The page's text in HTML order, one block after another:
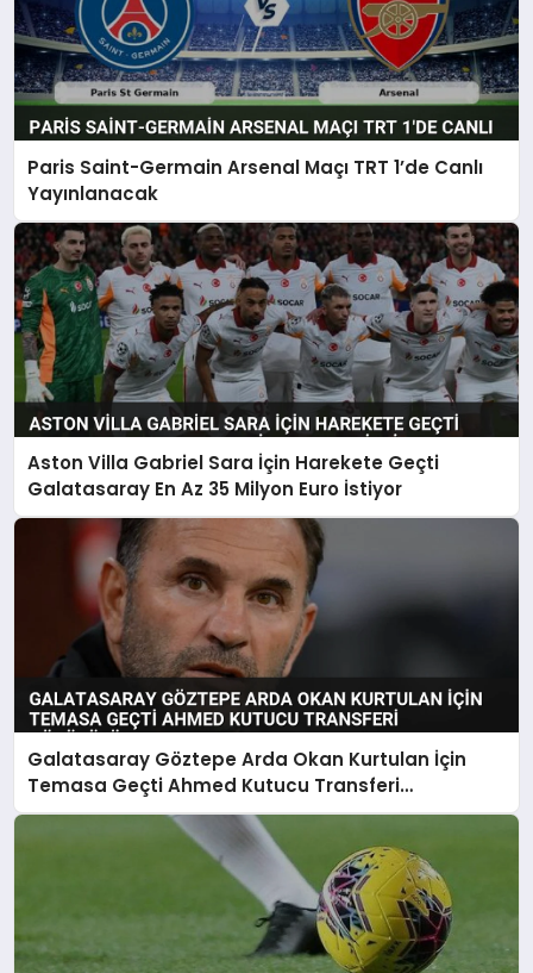
Paris Saint-Germain Arsenal Maçı TRT 1’de Canlı
Yayınlanacak
Aston Villa Gabriel Sara İçin Harekete Geçti
Galatasaray En Az 35 Milyon Euro İstiyor
Galatasaray Göztepe Arda Okan Kurtulan İçin
Temasa Geçti Ahmed Kutucu Transferi
Görüşülüyor